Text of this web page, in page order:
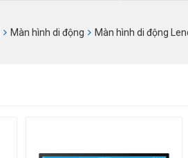
Màn hình di động Màn hình di động